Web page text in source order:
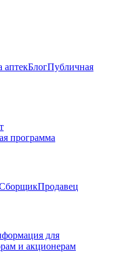
аптекБлогПубличная
программа
Продавец
для
и акционерам